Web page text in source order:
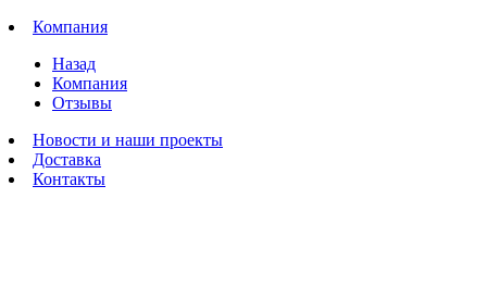
Компания
Назад
Компания
Отзывы
Новости и наши проекты
Доставка
Контакты